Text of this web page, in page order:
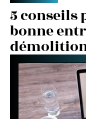
5 conseils
bonne